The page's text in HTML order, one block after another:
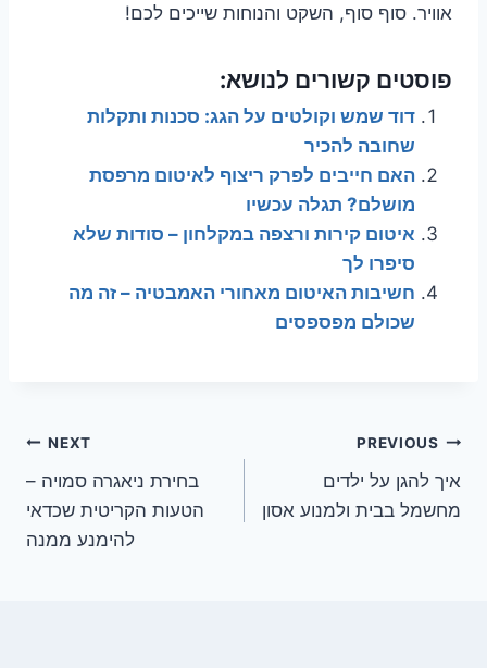
אוויר. סוף סוף, השקט והנוחות שייכים לכם!
פוסטים קשורים לנושא:
דוד שמש וקולטים על הגג: סכנות ותקלות
שחובה להכיר
האם חייבים לפרק ריצוף לאיטום מרפסת
מושלם? תגלה עכשיו
איטום קירות ורצפה במקלחון – סודות שלא
סיפרו לך
חשיבות האיטום מאחורי האמבטיה – זה מה
שכולם מפספסים
ניווט
PREVIOUS
איך להגן על ילדים
מחשמל בבית ולמנוע אסון
NEXT
בחירת ניאגרה סמויה –
הטעות הקריטית שכדאי
להימנע ממנה